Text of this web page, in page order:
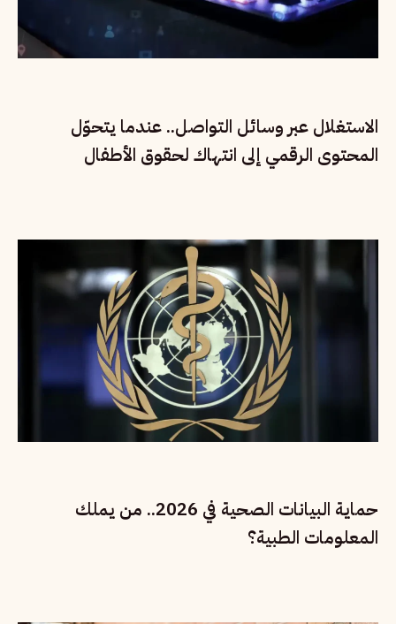
الاستغلال عبر وسائل التواصل.. عندما يتحوّل
المحتوى الرقمي إلى انتهاك لحقوق الأطفال
حماية البيانات الصحية في 2026.. من يملك
المعلومات الطبية؟